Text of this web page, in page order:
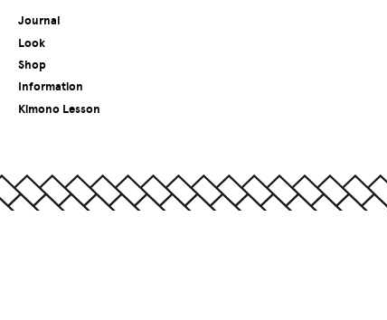
Journal
Look
Shop
Information
Kimono Lesson